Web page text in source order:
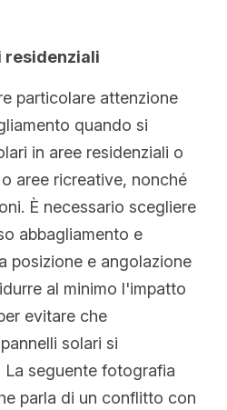
residenziali
particolare attenzione
quando si
in aree residenziali o
aree ricreative, nonché
È necessario scegliere
abbagliamento e
posizione e angolazione
al minimo l'impatto
evitare che
solari si
La seguente fotografia
parla di un conflitto con